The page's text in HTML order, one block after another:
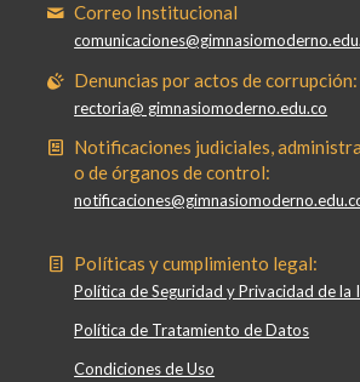
Correo Institucional
Denuncias por actos de corrupción:
rectoria@ gimnasiomoderno.edu.co
Notificaciones judiciales,
o de órganos de control:
Políticas y cumplimiento legal:
Política de Seguridad y Privacidad de la
Política de Tratamiento de Datos
Condiciones de Uso